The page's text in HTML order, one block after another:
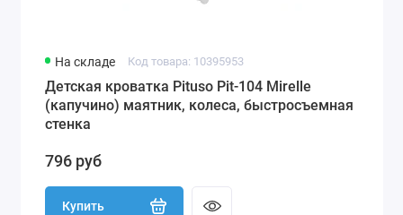
На складе Код товара: 10395953
Детская кроватка Pituso Pit-104 Mirelle
(капучино) маятник, колеса, быстросъемная
стенка
796 руб
Купить